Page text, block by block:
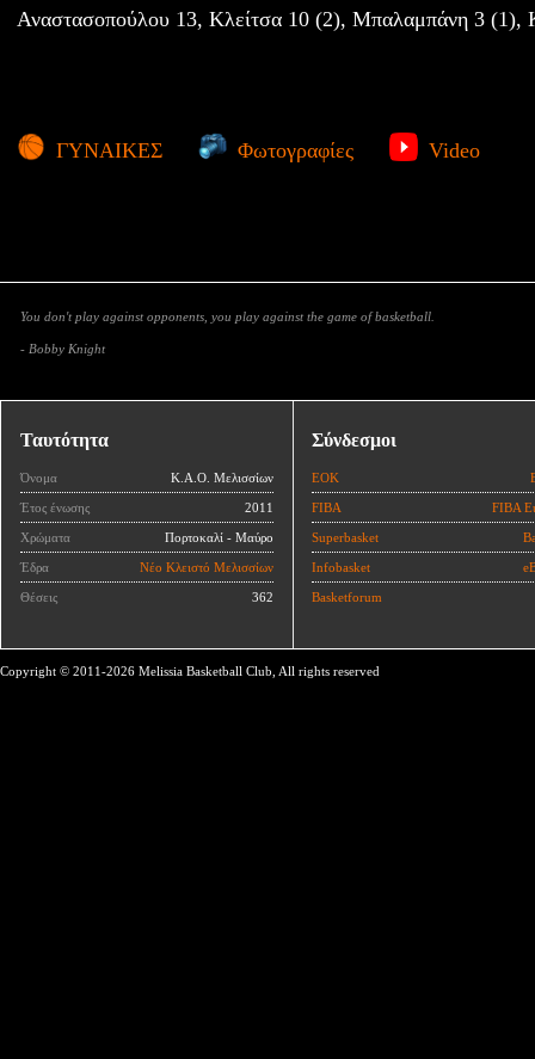
Αναστασοπούλου 13, Κλείτσα 10 (2), Μπαλαμπάνη 3 (1),
ΓΥΝΑΙΚΕΣ Φωτογραφίες Video
You don't play against opponents, you play against the game of basketball.
- Bobby Knight
Ταυτότητα
Όνομα Κ.Α.Ο. Μελισσίων
Έτος ένωσης 2011
Χρώματα Πορτοκαλί - Μαύρο
Έδρα Νέο Κλειστό Μελισσίων
Θέσεις 362
Σύνδεσμοι
ΕΟΚ
FIBA FIBA
Superbasket
Infobasket
Basketforum
Copyright © 2011-2026 Melissia Basketball Club, All rights reserved